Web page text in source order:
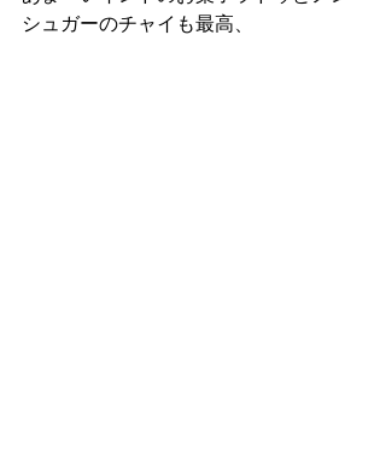
シュガーのチャイも最高、